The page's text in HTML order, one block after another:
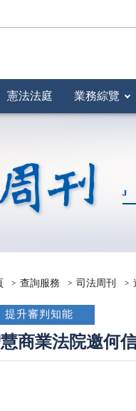
憲法法庭 業務綜覽
查詢服務 司法周刊
提升審判知能
商業法院邀何